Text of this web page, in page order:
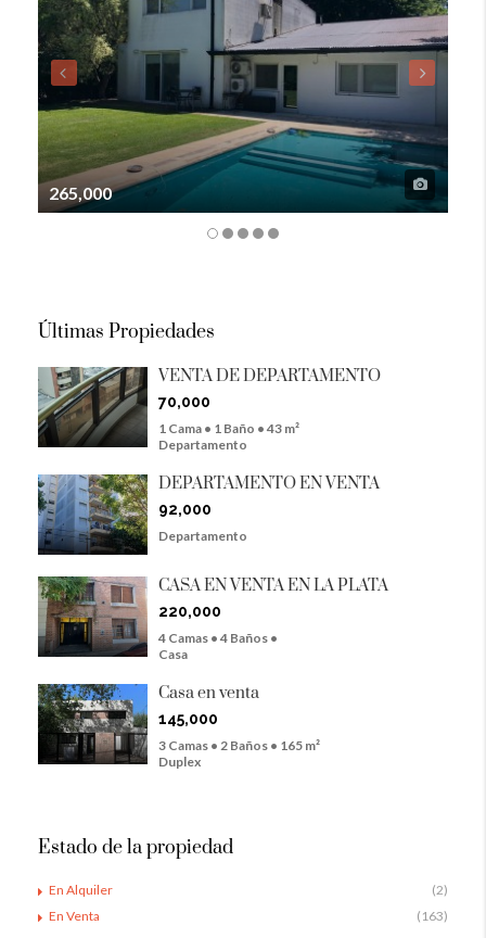
265,000
Últimas Propiedades
VENTA DE DEPARTAMENTO
70,000
1 Cama • 1 Baño • 43 m²
Departamento
DEPARTAMENTO EN VENTA
92,000
Departamento
CASA EN VENTA EN LA PLATA
220,000
4 Camas • 4 Baños •
Casa
Casa en venta
145,000
3 Camas • 2 Baños • 165 m²
Duplex
Estado de la propiedad
En Alquiler
(2)
En Venta
(163)